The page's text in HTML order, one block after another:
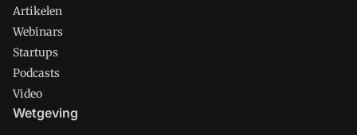
Artikelen
Webinars
Startups
Podcasts
Video
Wetgeving